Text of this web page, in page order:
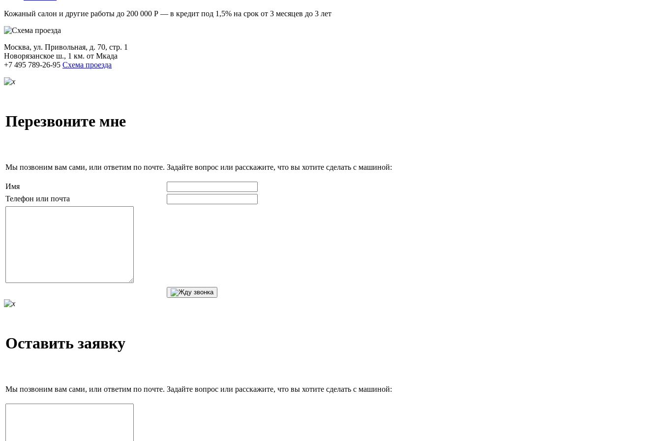
Кожаный салон и другие работы до 200 000 Р — в кредит под 1,5% на срок от 3 месяцев до 3 лет
Москва, ул. Привольная, д. 70, стр. 1
Новорязанское ш., 1 км. от Мкада
+7 495 789-26-95 Схема проезда
Перезвоните мне
Мы позвоним вам сами, или ответим по почте. Задайте вопрос или расскажите, что вы хотите сделать с машиной:
Имя
Телефон или почта
Оставить заявку
Мы позвоним вам сами, или ответим по почте. Задайте вопрос или расскажите, что вы хотите сделать с машиной: